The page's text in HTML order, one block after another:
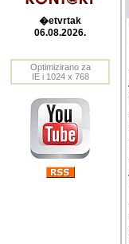
�etvrtak
06.08.2026.
Optimizirano za
IE i 1024 x 768